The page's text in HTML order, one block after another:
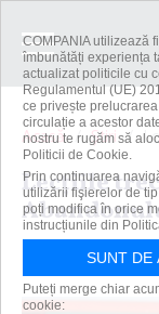
Acasă Știri
Lecţiile
Primanews | 18
COMPANIA utilizează
îmbunătăți experiența
actualizat politicile cu
Regulamentul (UE)
ce privește
circulație a acestor
nostru te rugăm să
Politicii de Cookie.
Prin continuarea
utilizării fişierelor de
poți modifica în orice
instrucțiunile din
SUNT DE
Puteți merge chiar
cookie: